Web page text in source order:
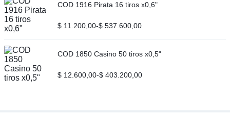
COD 1916 Pirata 16 tiros x0,6"
$ 11.200,00-$ 537.600,00
COD 1850 Casino 50 tiros x0,5"
$ 12.600,00-$ 403.200,00